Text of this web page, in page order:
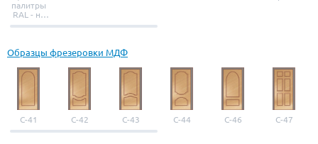
палитры
RAL - на
выбор
Образцы фрезеровки МДФ
С-41 С-42 С-43 С-44 С-46 С-47